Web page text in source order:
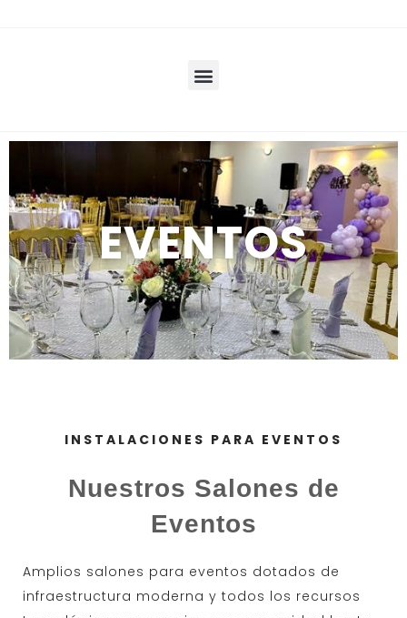
EVENTOS
INSTALACIONES PARA EVENTOS
Nuestros Salones de
Eventos
Amplios salones para eventos dotados de
infraestructura moderna y todos los recursos